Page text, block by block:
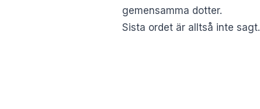
gemensamma dotter.
Sista ordet är alltså inte sagt.